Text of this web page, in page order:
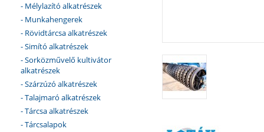
- Mélylazító alkatrészek
- Munkahengerek
- Rövidtárcsa alkatrészek
- Simító alkatrészek
- Sorközművelő kultivátor
alkatrészek
- Szárzúzó alkatrészek
- Talajmaró alkatrészek
- Tárcsa alkatrészek
- Tárcsalapok